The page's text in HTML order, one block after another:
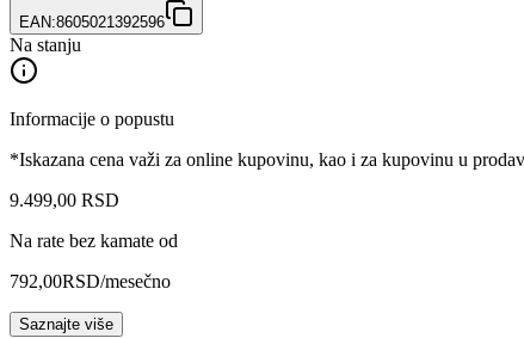
EAN:8605021392596
Na stanju
Informacije o popustu
*Iskazana cena važi za online kupovinu, kao i za kupovinu u
9.499,00 RSD
Na rate bez kamate od
792,00RSD/mesečno
Saznajte više